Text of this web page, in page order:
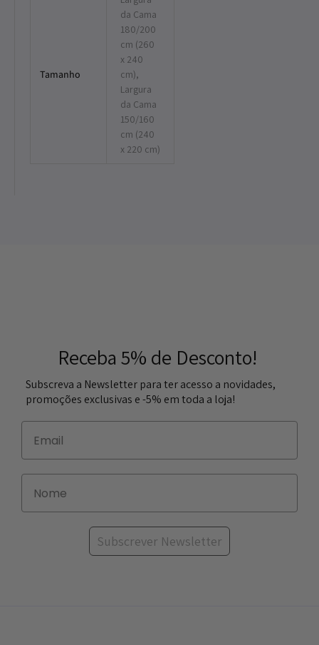
Tamanho
da Cama
180/200
cm (260
x 240
cm),
Largura
da Cama
150/160
cm (240
x 220 cm)
Receba 5% de Desconto!
Subscreva a Newsletter para ter acesso a novidades,
promoções exclusivas e -5% em toda a loja!
Subscrever Newsletter